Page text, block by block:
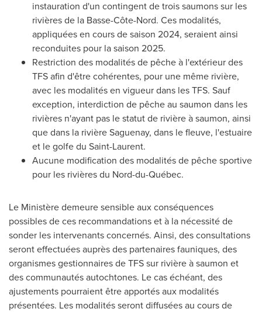
instauration d'un contingent de trois saumons sur les
rivières de la Basse-Côte-Nord. Ces modalités,
appliquées en cours de saison 2024, seraient ainsi
reconduites pour la saison 2025.
Restriction des modalités de pêche à l'extérieur des
TFS afin d'être cohérentes, pour une même rivière,
avec les modalités en vigueur dans les TFS. Sauf
exception, interdiction de pêche au saumon dans les
rivières n'ayant pas le statut de rivière à saumon, ainsi
que dans la rivière Saguenay, dans le fleuve, l'estuaire
et le golfe du Saint-Laurent.
Aucune modification des modalités de pêche sportive
pour les rivières du Nord-du-Québec.
Le Ministère demeure sensible aux conséquences
possibles de ces recommandations et à la nécessité de
sonder les intervenants concernés. Ainsi, des consultations
seront effectuées auprès des partenaires fauniques, des
organismes gestionnaires de TFS sur rivière à saumon et
des communautés autochtones. Le cas échéant, des
ajustements pourraient être apportés aux modalités
présentées. Les modalités seront diffusées au cours de